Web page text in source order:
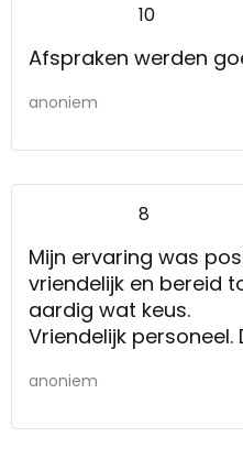
10
Afspraken werden
anoniem
8
Mijn ervaring was
vriendelijk en bereid
aardig wat keus.
Vriendelijk
anoniem